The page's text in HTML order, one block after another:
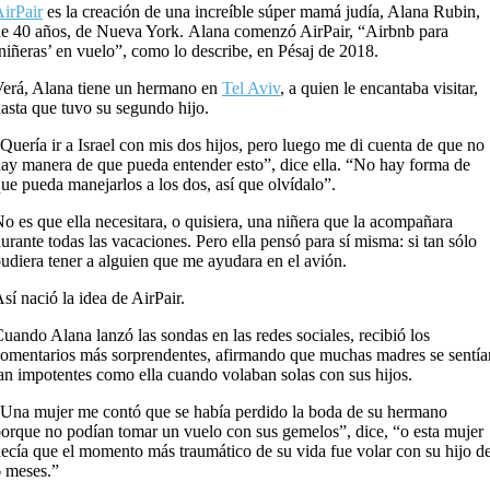
es la creación de una increíble súper mamá judía, Alana Rubin,
40 años, de Nueva York. Alana comenzó AirPair, “Airbnb para
en vuelo”, como lo describe, en Pésaj de 2018.
Alana tiene un hermano en Tel Aviv, a quien le encantaba visitar,
que tuvo su segundo hijo.
ir a Israel con mis dos hijos, pero luego me di cuenta de que no
manera de que pueda entender esto”, dice ella. “No hay forma de
pueda manejarlos a los dos, así que olvídalo”.
es que ella necesitara, o quisiera, una niñera que la acompañara
todas las vacaciones. Pero ella pensó para sí misma: si tan sólo
tener a alguien que me ayudara en el avión.
nació la idea de AirPair.
Alana lanzó las sondas en las redes sociales, recibió los
más sorprendentes, afirmando que muchas madres se
impotentes como ella cuando volaban solas con sus hijos.
mujer me contó que se había perdido la boda de su hermano
no podían tomar un vuelo con sus gemelos”, dice, “o esta mujer
que el momento más traumático de su vida fue volar con su hijo
meses.”